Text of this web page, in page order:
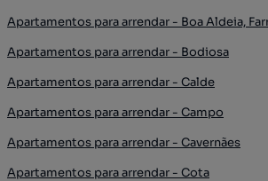
Apartamentos para arrendar - Boa Aldeia,
Apartamentos para arrendar - Bodiosa
Apartamentos para arrendar - Calde
Apartamentos para arrendar - Campo
Apartamentos para arrendar - Cavernães
Apartamentos para arrendar - Cota